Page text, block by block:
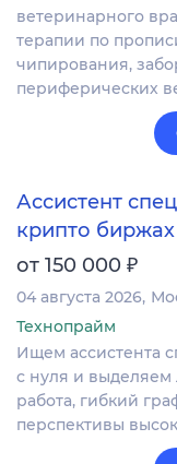
ветеринарного
терапии по
чипирования,
периферических
Ассистент
крипто биржах
от 150 000 ₽
04 августа 2026
Технопрайм
Ищем ассистента
с нуля и выделяем
работа, гибкий
перспективы